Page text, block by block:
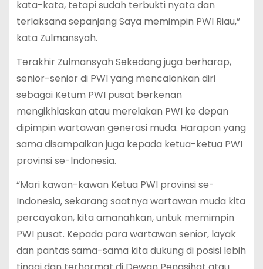
kata-kata, tetapi sudah terbukti nyata dan
terlaksana sepanjang Saya memimpin PWI Riau,”
kata Zulmansyah.
Terakhir Zulmansyah Sekedang juga berharap,
senior-senior di PWI yang mencalonkan diri
sebagai Ketum PWI pusat berkenan
mengikhlaskan atau merelakan PWI ke depan
dipimpin wartawan generasi muda. Harapan yang
sama disampaikan juga kepada ketua-ketua PWI
provinsi se-Indonesia.
“Mari kawan-kawan Ketua PWI provinsi se-
Indonesia, sekarang saatnya wartawan muda kita
percayakan, kita amanahkan, untuk memimpin
PWI pusat. Kepada para wartawan senior, layak
dan pantas sama-sama kita dukung di posisi lebih